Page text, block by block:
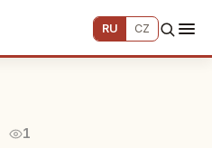
RU CZ
1